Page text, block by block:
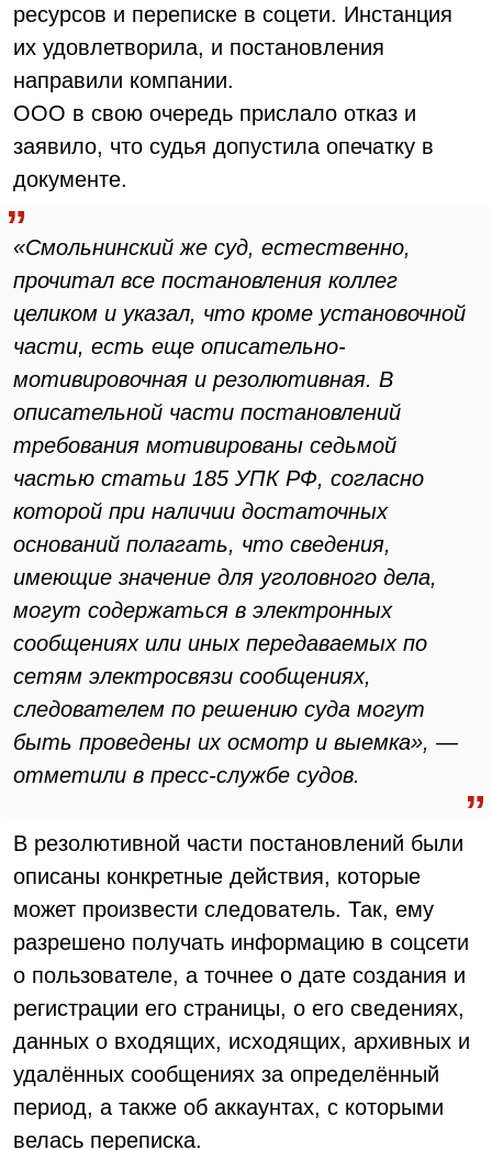
ресурсов и переписке в соцети. Инстанция
их удовлетворила, и постановления
направили компании.
ООО в свою очередь прислало отказ и
заявило, что судья допустила опечатку в
документе.
«Смольнинский же суд, естественно,
прочитал все постановления коллег
целиком и указал, что кроме установочной
части, есть еще описательно-
мотивировочная и резолютивная. В
описательной части постановлений
требования мотивированы седьмой
частью статьи 185 УПК РФ, согласно
которой при наличии достаточных
оснований полагать, что сведения,
имеющие значение для уголовного дела,
могут содержаться в электронных
сообщениях или иных передаваемых по
сетям электросвязи сообщениях,
следователем по решению суда могут
быть проведены их осмотр и выемка», —
отметили в пресс-службе судов.
В резолютивной части постановлений были
описаны конкретные действия, которые
может произвести следователь. Так, ему
разрешено получать информацию в соцсети
о пользователе, а точнее о дате создания и
регистрации его страницы, о его сведениях,
данных о входящих, исходящих, архивных и
удалённых сообщениях за определённый
период, а также об аккаунтах, с которыми
велась переписка.